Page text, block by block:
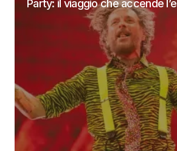
Party: il viaggio che accende